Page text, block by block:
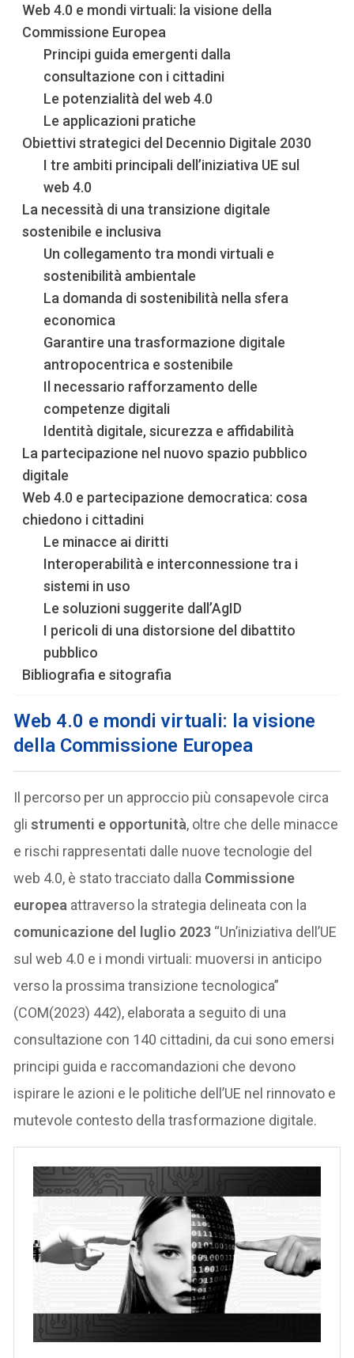
Web 4.0 e mondi virtuali: la visione della
Commissione Europea
Principi guida emergenti dalla
consultazione con i cittadini
Le potenzialità del web 4.0
Le applicazioni pratiche
Obiettivi strategici del Decennio Digitale 2030
I tre ambiti principali dell’iniziativa UE sul
web 4.0
La necessità di una transizione digitale
sostenibile e inclusiva
Un collegamento tra mondi virtuali e
sostenibilità ambientale
La domanda di sostenibilità nella sfera
economica
Garantire una trasformazione digitale
antropocentrica e sostenibile
Il necessario rafforzamento delle
competenze digitali
Identità digitale, sicurezza e affidabilità
La partecipazione nel nuovo spazio pubblico
digitale
Web 4.0 e partecipazione democratica: cosa
chiedono i cittadini
Le minacce ai diritti
Interoperabilità e interconnessione tra i
sistemi in uso
Le soluzioni suggerite dall’AgID
I pericoli di una distorsione del dibattito
pubblico
Bibliografia e sitografia
Web 4.0 e mondi virtuali: la visione
della Commissione Europea
Il percorso per un approccio più consapevole circa
gli strumenti e opportunità, oltre che delle minacce
e rischi rappresentati dalle nuove tecnologie del
web 4.0, è stato tracciato dalla Commissione
europea attraverso la strategia delineata con la
comunicazione del luglio 2023 “Un’iniziativa dell’UE
sul web 4.0 e i mondi virtuali: muoversi in anticipo
verso la prossima transizione tecnologica”
(COM(2023) 442), elaborata a seguito di una
consultazione con 140 cittadini, da cui sono emersi
principi guida e raccomandazioni che devono
ispirare le azioni e le politiche dell’UE nel rinnovato e
mutevole contesto della trasformazione digitale.